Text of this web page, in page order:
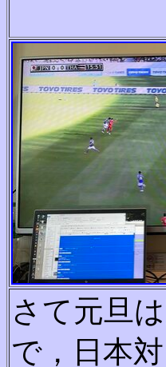
さ て元旦は
で ， 日 本対